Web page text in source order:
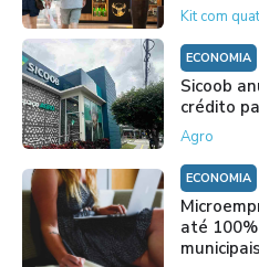
Kit com
ECONOMIA
Sicoob
crédito
Agro
ECONOMIA
até
municipais